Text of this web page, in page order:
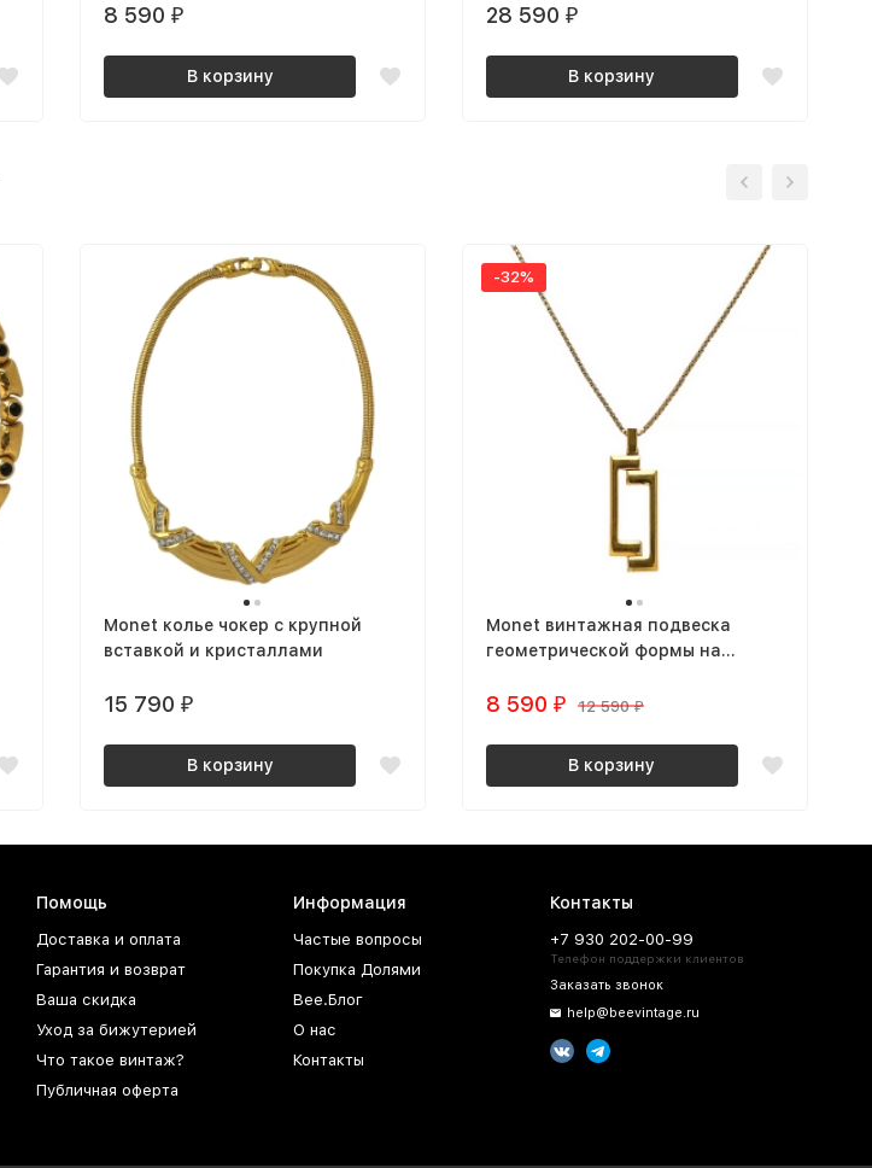
8 590 ₽
В корзину
28 590 ₽
В корзину
Monet колье чокер с крупной
вставкой и кристаллами
15 790 ₽
В корзину
-32%
Monet винтажная подвеска
геометрической формы на
8 590 ₽ 12 590 ₽
В корзину
Помощь
Доставка и оплата
Гарантия и возврат
Ваша скидка
Уход за бижутерией
Что такое винтаж?
Публичная оферта
Информация
Частые вопросы
Покупка Долями
Bee.Блог
О нас
Контакты
Контакты
+7 930 202-00-99
Телефон поддержки клиентов
Заказать звонок
help@beevintage.ru